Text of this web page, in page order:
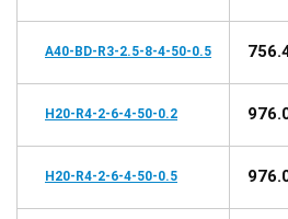
A40-BD-R3-2.5-8-4-50-0.5
H20-R4-2-6-4-50-0.2
H20-R4-2-6-4-50-0.5